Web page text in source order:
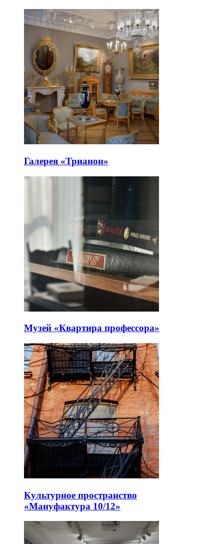
Галерея «Трианон»
Музей «Квартира профессора»
Культурное пространство
«Мануфактура 10/12»